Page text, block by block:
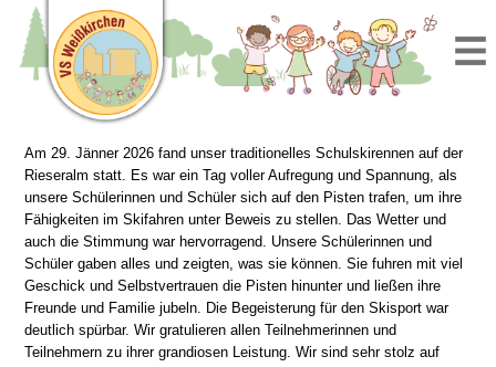
Am 29. Jänner 2026 fand unser traditionelles Schulskirennen auf der
Rieseralm statt. Es war ein Tag voller Aufregung und Spannung, als
unsere Schülerinnen und Schüler sich auf den Pisten trafen, um ihre
Fähigkeiten im Skifahren unter Beweis zu stellen. Das Wetter und
auch die Stimmung war hervorragend. Unsere Schülerinnen und
Schüler gaben alles und zeigten, was sie können. Sie fuhren mit viel
Geschick und Selbstvertrauen die Pisten hinunter und ließen ihre
Freunde und Familie jubeln. Die Begeisterung für den Skisport war
deutlich spürbar. Wir gratulieren allen Teilnehmerinnen und
Teilnehmern zu ihrer grandiosen Leistung. Wir sind sehr stolz auf